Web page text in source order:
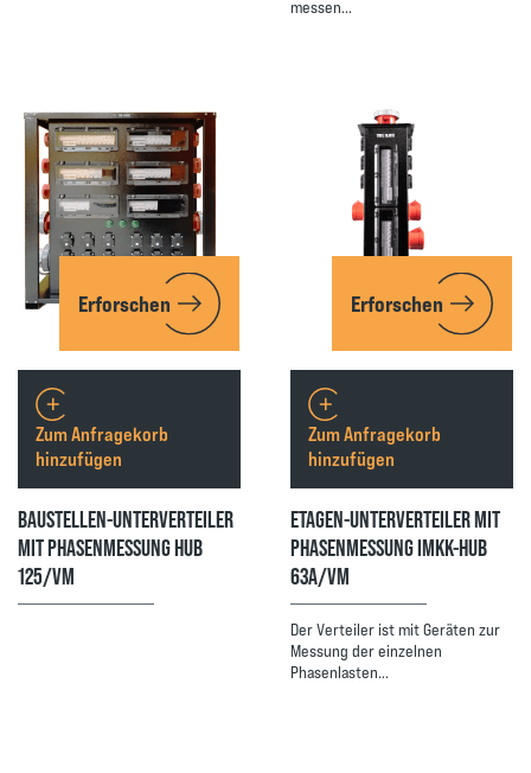
messen…
Erforschen
BAUSTELLEN-UNTERVERTEILER
MIT PHASENMESSUNG HUB
125/VM
Zum Anfragekorb
hinzufügen
Erforschen
ETAGEN-UNTERVERTEILER MIT
PHASENMESSUNG IMKK-HUB
63A/VM
Der Verteiler ist mit Geräten zur
Messung der einzelnen
Phasenlasten…
Zum Anfragekorb
hinzufügen